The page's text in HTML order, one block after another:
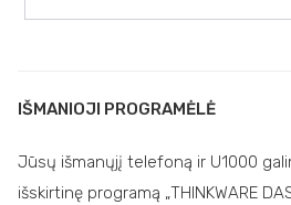
IŠMANIOJI PROGRAMĖLĖ
Jūsų išmanųjį telefoną ir U1000
išskirtinę programą „THINKWARE